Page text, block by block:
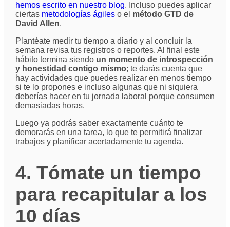
hemos escrito en nuestro blog. Incluso puedes aplicar
ciertas metodologías ágileso el método GTD de
David Allen.
Plantéate medir tu tiempo a diario y al concluir la
semana revisa tus registros o reportes. Al final este
hábito termina siendo un momento de introspección
y honestidad contigo mismo; te darás cuenta que
hay actividades que puedes realizar en menos tiempo
si te lo propones e incluso algunas que ni siquiera
deberías hacer en tu jornada laboral porque consumen
demasiadas horas.
Luego ya podrás saber exactamente cuánto te
demorarás en una tarea, lo que te permitirá finalizar
trabajos y planificar acertadamente tu agenda.
4. Tómate un tiempo
para recapitular a los
10 días